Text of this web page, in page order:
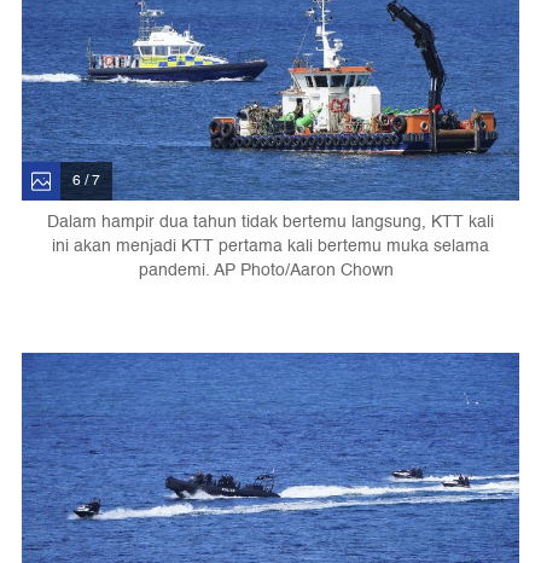
6 / 7
Dalam hampir dua tahun tidak bertemu langsung, KTT kali
ini akan menjadi KTT pertama kali bertemu muka selama
pandemi. AP Photo/Aaron Chown